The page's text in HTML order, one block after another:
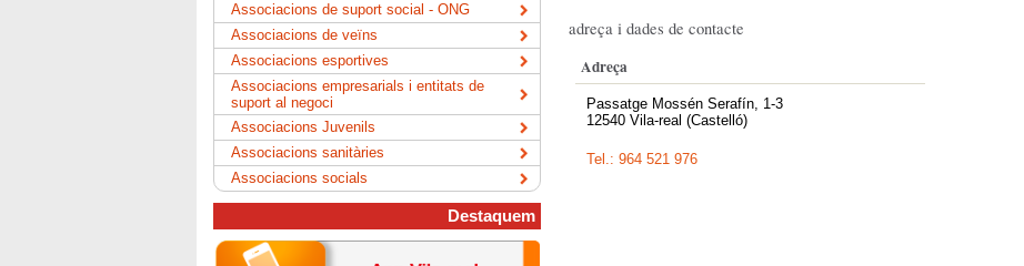
adreça i dades de contacte
Adreça
Passatge Mossén Serafín, 1-3
12540 Vila-real (Castelló)
Tel.: 964 521 976
Associacions de suport social - ONG
Associacions de veïns
Associacions esportives
Associacions empresarials i entitats de
suport al negoci
Associacions Juvenils
Associacions sanitàries
Associacions socials
Destaquem